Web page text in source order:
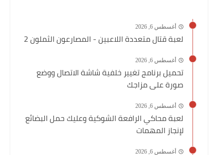
أغسطس 6, 2026
لعبة قتال متعددة اللاعبين - المصارعون الثملون 2
أغسطس 6, 2026
تحميل برنامج تغيير خلفية شاشة الاتصال ووضع
صورة على مزاجك
أغسطس 6, 2026
لعبة محاكي الرافعة الشوكية وعليك حمل البضائع
لإنجاز المهمات
أغسطس 6, 2026